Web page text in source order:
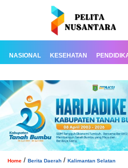
NASIONAL KESEHATAN
Home / Berita Daerah / Kalimantan Selatan